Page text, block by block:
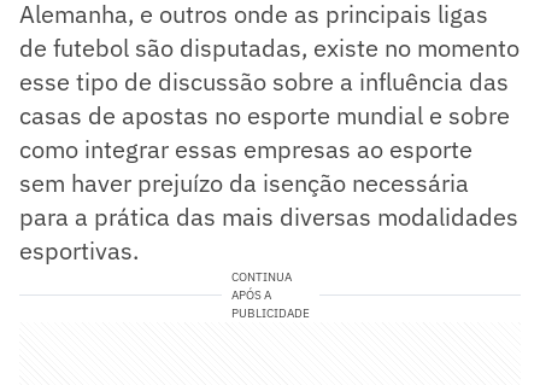
Alemanha, e outros onde as principais ligas
de futebol são disputadas, existe no momento
esse tipo de discussão sobre a influência das
casas de apostas no esporte mundial e sobre
como integrar essas empresas ao esporte
sem haver prejuízo da isenção necessária
para a prática das mais diversas modalidades
esportivas.
CONTINUA
APÓS A
PUBLICIDADE